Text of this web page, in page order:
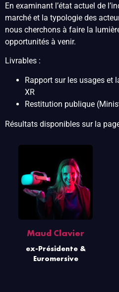
En examinant l’état actuel de
marché et la typologie des
nous cherchons à faire la
opportunités à venir.
Livrables :
Rapport sur les usages et
XR
Restitution publique
Résultats disponibles sur la
Maud Clavier
ex-Présidente &
Euromersive